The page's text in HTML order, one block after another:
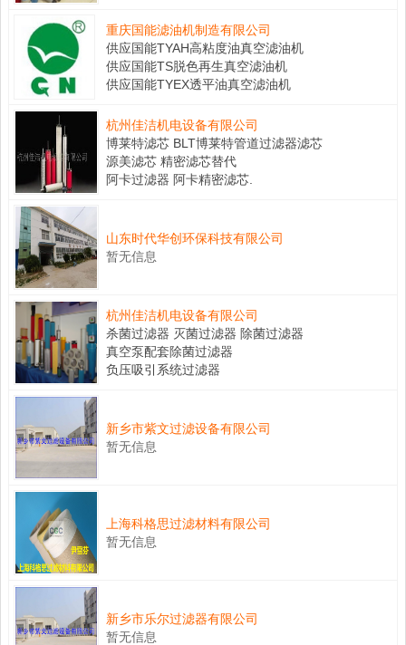
重庆国能滤油机制造有限公司
供应国能TYAH高粘度油真空滤油机
供应国能TS脱色再生真空滤油机
供应国能TYEX透平油真空滤油机
杭州佳洁机电设备有限公司
博莱特滤芯 BLT博莱特管道过滤器滤芯
源美滤芯 精密滤芯替代
阿卡过滤器 阿卡精密滤芯.
山东时代华创环保科技有限公司
暂无信息
杭州佳洁机电设备有限公司
杀菌过滤器 灭菌过滤器 除菌过滤器
真空泵配套除菌过滤器
负压吸引系统过滤器
新乡市紫文过滤设备有限公司
暂无信息
上海科格思过滤材料有限公司
暂无信息
新乡市乐尔过滤器有限公司
暂无信息